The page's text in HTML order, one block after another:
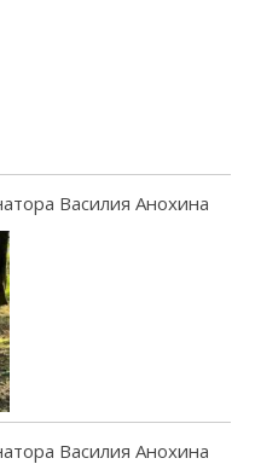
Василия Анохина
Василия Анохина